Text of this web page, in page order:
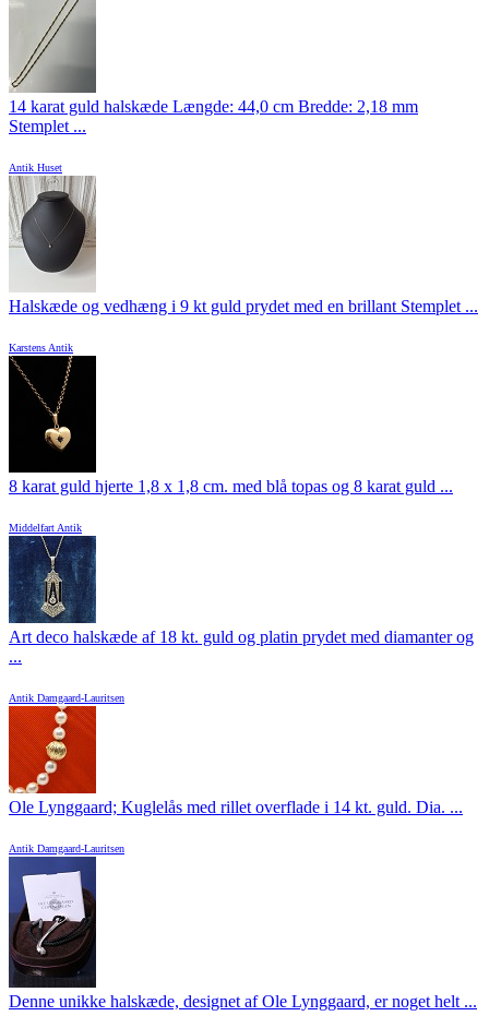
14 karat guld halskæde Længde: 44,0 cm Bredde: 2,18 mm
Stemplet ...
Antik Huset
Halskæde og vedhæng i 9 kt guld prydet med en brillant Stemplet ...
Karstens Antik
8 karat guld hjerte 1,8 x 1,8 cm. med blå topas og 8 karat guld ...
Middelfart Antik
Art deco halskæde af 18 kt. guld og platin prydet med diamanter og
...
Antik Damgaard-Lauritsen
Ole Lynggaard; Kuglelås med rillet overflade i 14 kt. guld. Dia. ...
Antik Damgaard-Lauritsen
Denne unikke halskæde, designet af Ole Lynggaard, er noget helt ...